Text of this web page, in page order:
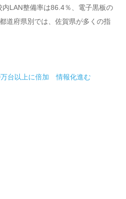
LAN整備率は86.4％、電子黒板の
道府県別では、佐賀県が多くの指
台以上に倍加 情報化進む